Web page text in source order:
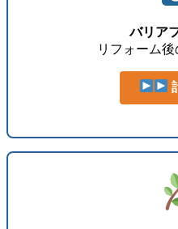
バリア
リフォーム